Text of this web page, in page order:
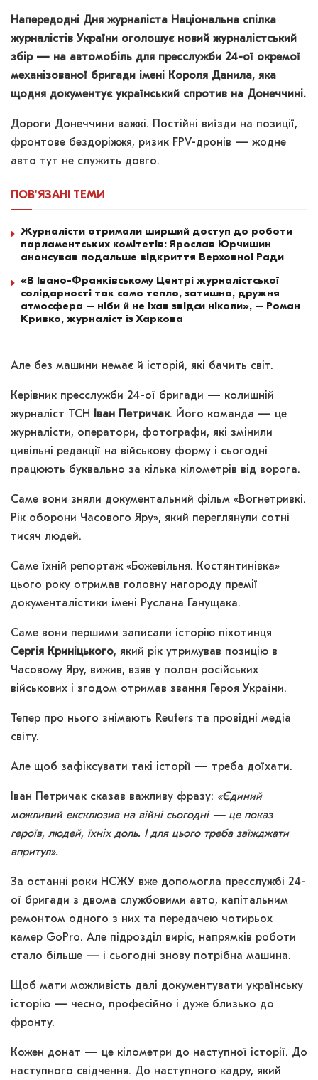
Напередодні Дня журналіста Національна спілка
журналістів України оголошує новий журналістський
збір — на автомобіль для пресслужби 24-ої окремої
механізованої бригади імені Короля Данила, яка
щодня документує український спротив на Донеччині.
Дороги Донеччини важкі. Постійні виїзди на позиції,
фронтове бездоріжжя, ризик FPV-дронів — жодне
авто тут не служить довго.
ПОВ'ЯЗАНІ ТЕМИ
Журналісти отримали ширший доступ до роботи
парламентських комітетів: Ярослав Юрчишин
анонсував подальше відкриття Верховної Ради
«В Івано-Франківському Центрі журналістської
солідарності так само тепло, затишно, дружня
атмосфера – ніби й не їхав звідси ніколи», – Роман
Кривко, журналіст із Харкова
Але без машини немає й історій, які бачить світ.
Керівник пресслужби 24-ої бригади — колишній
журналіст ТСН
Іван Петричак. Його команда — це
журналісти, оператори, фотографи, які змінили
цивільні редакції на військову форму і сьогодні
працюють буквально за кілька кілометрів від ворога.
Саме вони зняли документальний фільм «Вогнетривкі.
Рік оборони Часового Яру», який переглянули сотні
тисяч людей.
Саме їхній репортаж «Божевільня. Костянтинівка»
цього року отримав головну нагороду премії
документалістики імені Руслана Ганущака.
Саме вони першими записали історію піхотинця
Сергія Криніцького, який рік утримував позицію в
Часовому Яру, вижив, взяв у полон російських
військових і згодом отримав звання Героя України.
Тепер про нього знімають Reuters та провідні медіа
світу.
Але щоб зафіксувати такі історії — треба доїхати.
Іван Петричак сказав важливу фразу: «Єдиний
можливий ексклюзив на війні сьогодні — це показ
героїв, людей, їхніх доль. І для цього треба заїжджати
впритул».
За останні роки НСЖУ вже допомогла пресслужбі 24-
ої бригади з двома службовими авто, капітальним
ремонтом одного з них та передачею чотирьох
камер GoPro. Але підрозділ виріс, напрямків роботи
стало більше — і сьогодні знову потрібна машина.
Щоб мати можливість далі документувати українську
історію — чесно, професійно і дуже близько до
фронту.
Кожен донат — це кілометри до наступної історії. До
наступного свідчення. До наступного кадру, який